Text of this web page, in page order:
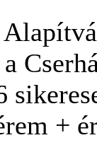
+